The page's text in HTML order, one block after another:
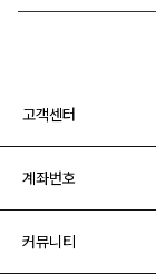
고객센터
계좌번호
커뮤니티